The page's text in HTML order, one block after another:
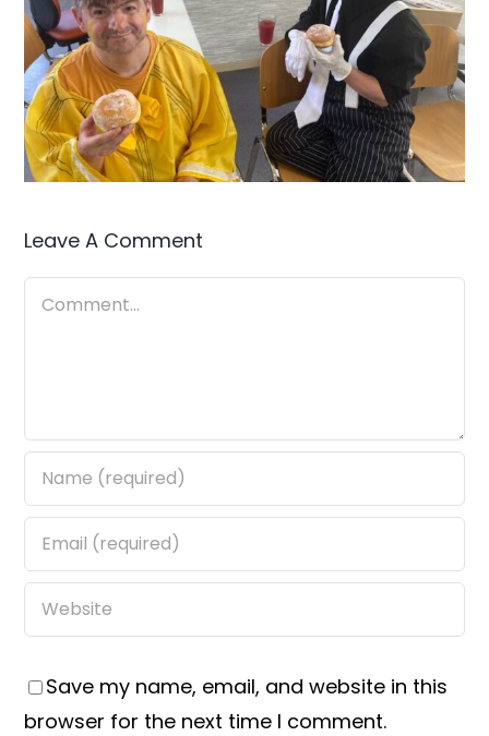
Leave A Comment
Comment
Save my name, email, and website in this
browser for the next time I comment.